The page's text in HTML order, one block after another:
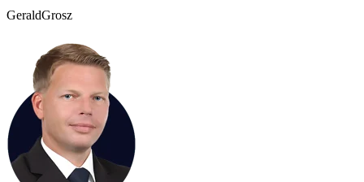
GeraldGrosz